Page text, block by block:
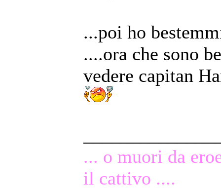
...poi ho
....ora che sono
vedere capitan
... o muori da
il cattivo ....